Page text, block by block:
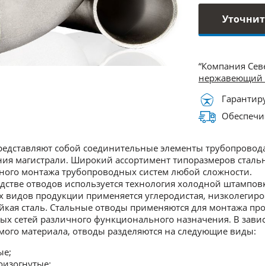
“Компания
нержавеющий
собой соединительные элементы
магистрали. Широкий ассортимент типоразмеров
монтажа трубопроводных систем любой сложности.
отводов используется технология холодной
видов продукции применяется углеродистая,
сталь. Стальные отводы применяются для монтажа
сетей различного функционального назначения. В
материала, отводы разделяются на следующие виды: